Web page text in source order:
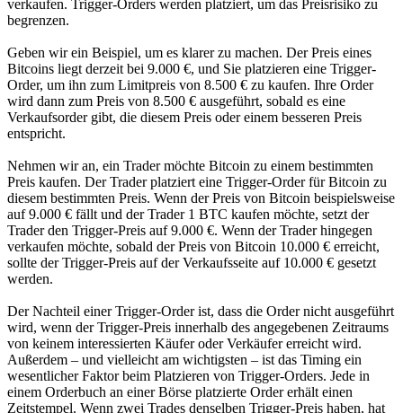
verkaufen. Trigger-Orders werden platziert, um das Preisrisiko zu
begrenzen.
Geben wir ein Beispiel, um es klarer zu machen. Der Preis eines
Bitcoins liegt derzeit bei 9.000 €, und Sie platzieren eine Trigger-
Order, um ihn zum Limitpreis von 8.500 € zu kaufen. Ihre Order
wird dann zum Preis von 8.500 € ausgeführt, sobald es eine
Verkaufsorder gibt, die diesem Preis oder einem besseren Preis
entspricht.
Nehmen wir an, ein Trader möchte Bitcoin zu einem bestimmten
Preis kaufen. Der Trader platziert eine Trigger-Order für Bitcoin zu
diesem bestimmten Preis. Wenn der Preis von Bitcoin beispielsweise
auf 9.000 € fällt und der Trader 1 BTC kaufen möchte, setzt der
Trader den Trigger-Preis auf 9.000 €. Wenn der Trader hingegen
verkaufen möchte, sobald der Preis von Bitcoin 10.000 € erreicht,
sollte der Trigger-Preis auf der Verkaufsseite auf 10.000 € gesetzt
werden.
Der Nachteil einer Trigger-Order ist, dass die Order nicht ausgeführt
wird, wenn der Trigger-Preis innerhalb des angegebenen Zeitraums
von keinem interessierten Käufer oder Verkäufer erreicht wird.
Außerdem – und vielleicht am wichtigsten – ist das Timing ein
wesentlicher Faktor beim Platzieren von Trigger-Orders. Jede in
einem Orderbuch an einer Börse platzierte Order erhält einen
Zeitstempel. Wenn zwei Trades denselben Trigger-Preis haben, hat